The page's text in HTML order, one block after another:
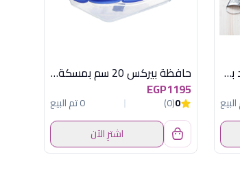
علبة ثلاجة 2.2 لتر مربعة باليد بيركس
حافظة بيركس 20 سم بمسكة مستطيلة بالغطاء
EGP1195
0
(0)
0 تم البيع
اشترِ الآن